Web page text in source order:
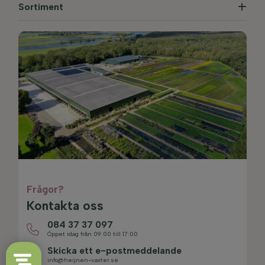
Sortiment
Frågor?
Kontakta oss
084 37 37 097
Öppet idag från 09:00 till 17:00
Skicka ett e-postmeddelande
info@heijnen-vaxter.se